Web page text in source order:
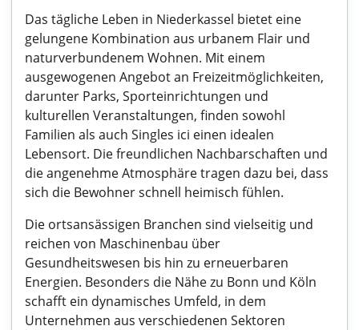
Das tägliche Leben in Niederkassel bietet eine
gelungene Kombination aus urbanem Flair und
naturverbundenem Wohnen. Mit einem
ausgewogenen Angebot an Freizeitmöglichkeiten,
darunter Parks, Sporteinrichtungen und
kulturellen Veranstaltungen, finden sowohl
Familien als auch Singles ici einen idealen
Lebensort. Die freundlichen Nachbarschaften und
die angenehme Atmosphäre tragen dazu bei, dass
sich die Bewohner schnell heimisch fühlen.
Die ortsansässigen Branchen sind vielseitig und
reichen von Maschinenbau über
Gesundheitswesen bis hin zu erneuerbaren
Energien. Besonders die Nähe zu Bonn und Köln
schafft ein dynamisches Umfeld, in dem
Unternehmen aus verschiedenen Sektoren